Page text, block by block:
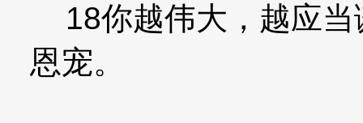
18你越伟大，越应当
恩宠。